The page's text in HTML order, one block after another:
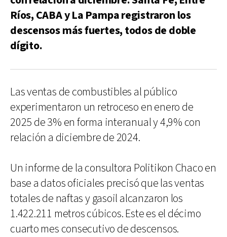
Ríos, CABA y La Pampa registraron los
descensos más fuertes, todos de doble
dígito.
Las ventas de combustibles al público
experimentaron un retroceso en enero de
2025 de 3% en forma interanual y 4,9% con
relación a diciembre de 2024.
Un informe de la consultora Politikon Chaco en
base a datos oficiales precisó que las ventas
totales de naftas y gasoil alcanzaron los
1.422.211 metros cúbicos. Este es el décimo
cuarto mes consecutivo de descensos.